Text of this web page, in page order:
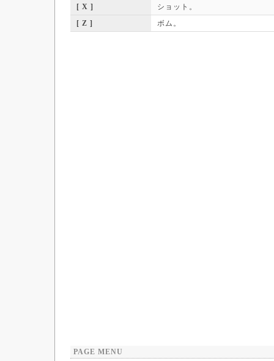
[ X ]
ショット。
[ Z ]
ボム。
PAGE MENU